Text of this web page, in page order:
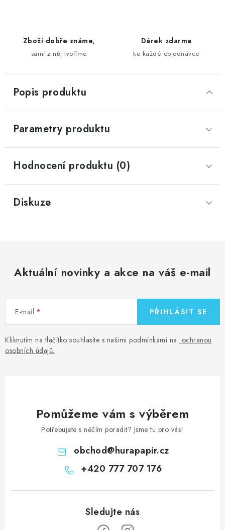
Zboží dobře známe,
sami z něj tvoříme
Dárek zdarma
ke každé objednávce
Popis produktu
Parametry produktu
Hodnocení produktu (0)
Diskuze
Aktuální novinky a akce na váš e-mail
E-mail
Kliknutím na tlačítko souhlasíte s našimi podmínkami na ochranou
osobních údajů.
PŘIHLÁSIT SE
Pomůžeme vám s výběrem
Potřebujete s něčím poradit? Jsme tu pro vás!
obchod@hurapapir.cz
+420 777 707 176